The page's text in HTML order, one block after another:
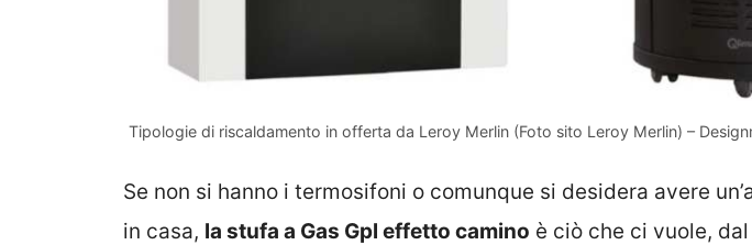
Tipologie di riscaldamento in offerta da Leroy Merlin (Foto sito Leroy Merlin) –
Se non si hanno i termosifoni o comunque si desidera avere
in casa, la stufa a Gas Gpl effetto camino è ciò che ci vuole,